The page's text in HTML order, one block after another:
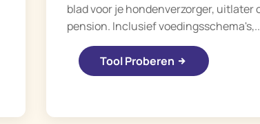
blad voor je hondenverzorger, uitlater
pension. Inclusief
Tool Proberen